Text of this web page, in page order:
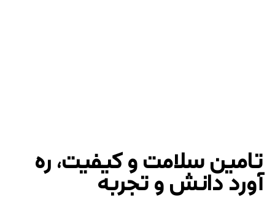
تامین سلامت و کیفیت، ره
آورد دانش و تجربه